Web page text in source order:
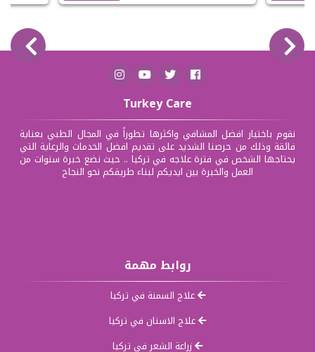
Turkey Care
نقوم باختيار افضل المشافي واكثرها تطوراً في المجال الطبي بعناية
فائقة وذلك من حرصنا الشديد على تقديم افضل الخدمات والرعاية التي
يحتاجها الشخص في فترة علاجه في تركيا .. حيث نضع خبرة سنوات من
العمل والخبرة بين ايديكم لبناء طريقكم نحو النجاح
روابط مهمة
علاج السمنة في تركيا
علاج الاسنان في تركيا
زراعة الشعر في تركيا